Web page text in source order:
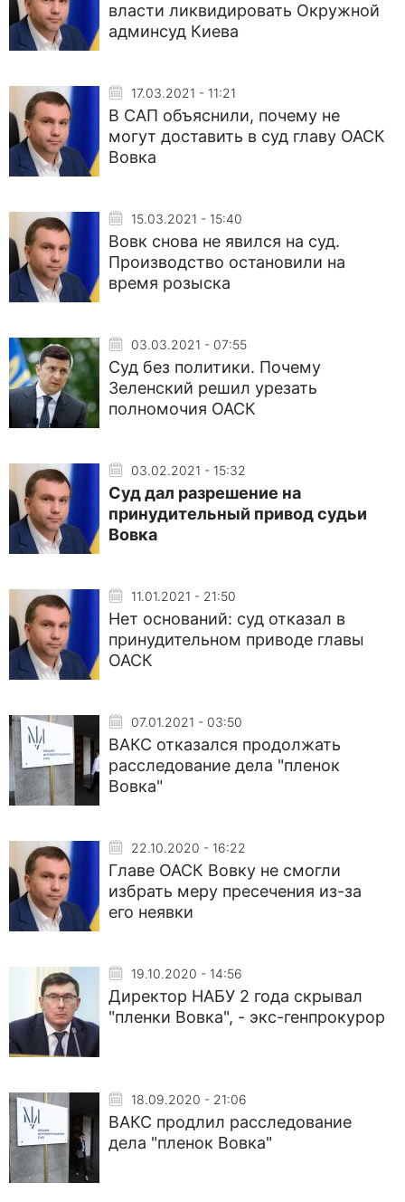
власти ликвидировать Окружной
админсуд Киева
17.03.2021 - 11:21
В САП объяснили, почему не
могут доставить в суд главу ОАСК
Вовка
15.03.2021 - 15:40
Вовк снова не явился на суд.
Производство остановили на
время розыска
03.03.2021 - 07:55
Суд без политики. Почему
Зеленский решил урезать
полномочия ОАСК
03.02.2021 - 15:32
Суд дал разрешение на
принудительный привод судьи
Вовка
11.01.2021 - 21:50
Нет оснований: суд отказал в
принудительном приводе главы
ОАСК
07.01.2021 - 03:50
ВАКС отказался продолжать
расследование дела "пленок
Вовка"
22.10.2020 - 16:22
Главе ОАСК Вовку не смогли
избрать меру пресечения из-за
его неявки
19.10.2020 - 14:56
Директор НАБУ 2 года скрывал
"пленки Вовка", - экс-генпрокурор
18.09.2020 - 21:06
ВАКС продлил расследование
дела "пленок Вовка"